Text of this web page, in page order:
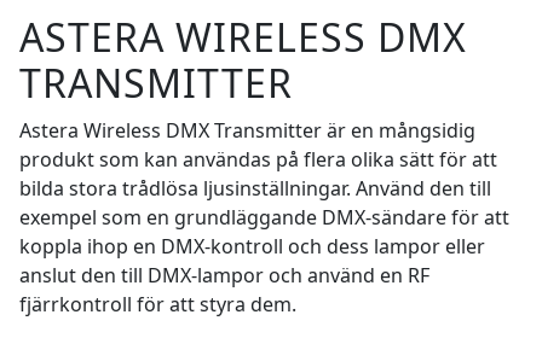
ASTERA WIRELESS DMX
TRANSMITTER
Astera Wireless DMX Transmitter är en mångsidig
produkt som kan användas på flera olika sätt för att
bilda stora trådlösa ljusinställningar. Använd den till
exempel som en grundläggande DMX-sändare för att
koppla ihop en DMX-kontroll och dess lampor eller
anslut den till DMX-lampor och använd en RF
fjärrkontroll för att styra dem.